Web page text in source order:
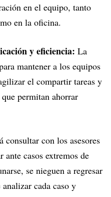
en el equipo, tanto
en la oficina.
y eficiencia: La
mantener a los equipos
el compartir tareas y
permitan ahorrar
consultar con los asesores
ante casos extremos de
se nieguen a regresar
cada caso y